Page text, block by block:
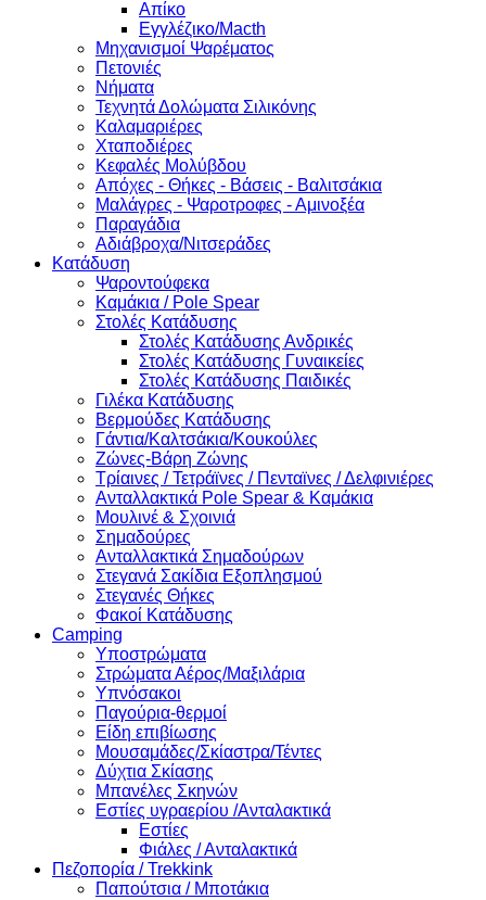
Απίκο
Εγγλέζικο/Macth
Μηχανισμοί Ψαρέματος
Πετονιές
Νήματα
Τεχνητά Δολώματα Σιλικόνης
Καλαμαριέρες
Χταποδιέρες
Κεφαλές Μολύβδου
Απόχες - Θήκες - Βάσεις - Βαλιτσάκια
Μαλάγρες - Ψαροτροφες - Αμινοξέα
Παραγάδια
Αδιάβροχα/Νιτσεράδες
Κατάδυση
Ψαροντούφεκα
Καμάκια / Pole Spear
Στολές Κατάδυσης
Στολές Κατάδυσης Ανδρικές
Στολές Κατάδυσης Γυναικείες
Στολές Κατάδυσης Παιδικές
Γιλέκα Κατάδυσης
Βερμούδες Κατάδυσης
Γάντια/Καλτσάκια/Κουκούλες
Ζώνες-Βάρη Ζώνης
Τρίαινες / Τετράϊνες / Πενταϊνες / Δελφινιέρες
Ανταλλακτικά Pole Spear & Καμάκια
Μουλινέ & Σχοινιά
Σημαδούρες
Ανταλλακτικά Σημαδούρων
Στεγανά Σακίδια Εξοπλησμού
Στεγανές Θήκες
Φακοί Κατάδυσης
Camping
Υποστρώματα
Στρώματα Αέρος/Μαξιλάρια
Υπνόσακοι
Παγούρια-θερμοί
Είδη επιβίωσης
Μουσαμάδες/Σκίαστρα/Τέντες
Δύχτια Σκίασης
Μπανέλες Σκηνών
Εστίες υγραερίου /Ανταλακτικά
Εστίες
Φιάλες / Ανταλακτικά
Πεζοπορία / Trekkink
Παπούτσια / Μποτάκια